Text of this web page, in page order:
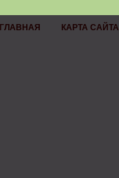
ГЛАВНАЯ КАРТА САЙТА